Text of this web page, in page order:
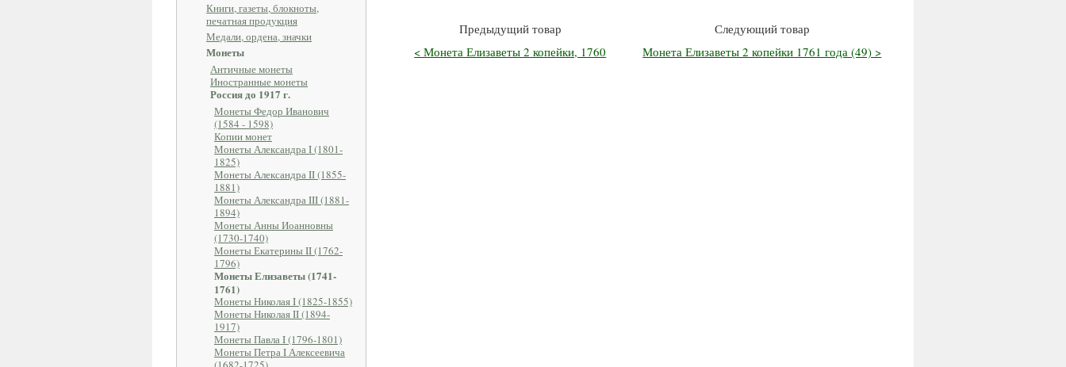
Книги, газеты, блокноты,
печатная продукция
Медали, ордена, значки
Монеты
Античные монеты
Иностранные монеты
Россия до 1917 г.
Монеты Федор Иванович
(1584 - 1598)
Копии монет
Монеты Александра I (1801-
1825)
Монеты Александра II (1855-
1881)
Монеты Александра III (1881-
1894)
Монеты Анны Иоанновны
(1730-1740)
Монеты Екатерины II (1762-
1796)
Монеты Елизаветы (1741-
1761)
Монеты Николая I (1825-1855)
Монеты Николая II (1894-
1917)
Монеты Павла I (1796-1801)
Монеты Петра I Алексеевича
Предыдущий товар
< Монета Елизаветы 2 копейки, 1760
Следующий товар
Монета Елизаветы 2 копейки 1761 года (49) >